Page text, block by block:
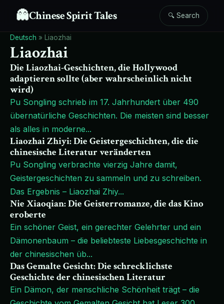
👻Chinese Spirit Tales 🔍 Search
Deutsch » Liaozhai
Liaozhai
Die Liaozhai-Geschichten, die Hollywood
adaptieren sollte (aber wahrscheinlich nicht
wird)
Pu Songling schrieb im 17. Jahrhundert über 490
übernatürliche Geschichten. Die meisten sind besser
als alles in moderne...
Liaozhai Zhiyi: Die Geistergeschichten, die die
chinesische Literatur veränderten
Pu Songling verbrachte vierzig Jahre damit,
Geistergeschichten zu sammeln und zu schreiben.
Das Ergebnis – Liaozhai Zhiy...
Nie Xiaoqian: Die Geisterromanze, die das Kino
eroberte
Ein schöner Geist, ein gerechter Gelehrter und ein
Dämonenbaum – die beliebteste Liebesgeschichte in
der chinesischen üb...
Das Gemalte Gesicht: Die schrecklichste
Geschichte der chinesischen Literatur
Ein Dämon, der menschliche Schönheit trägt – die